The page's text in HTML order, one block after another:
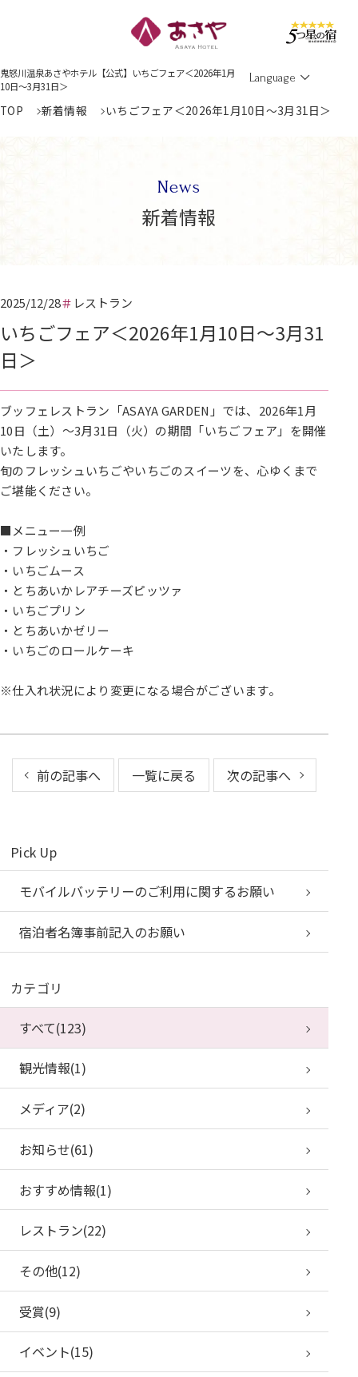
鬼怒川温泉あさやホテル【公式】いちごフェア＜2026年1月
10日～3月31日＞
Language
TOP 新着情報 いちごフェア＜2026年1月10日～3月31日＞
News
新着情報
2025/12/28 レストラン
いちごフェア＜2026年1月10日～3月31
日＞
ブッフェレストラン「ASAYA GARDEN」では、2026年1月
10日（土）～3月31日（火）の期間「いちごフェア」を開催
いたします。
旬のフレッシュいちごやいちごのスイーツを、心ゆくまで
ご堪能ください。
■メニュー一例
・フレッシュいちご
・いちごムース
・とちあいかレアチーズピッツァ
・いちごプリン
・とちあいかゼリー
・いちごのロールケーキ
※仕入れ状況により変更になる場合がございます。
前の記事へ 一覧に戻る 次の記事へ
Pick Up
モバイルバッテリーのご利用に関するお願い
宿泊者名簿事前記入のお願い
カテゴリ
すべて(123)
観光情報(1)
メディア(2)
お知らせ(61)
おすすめ情報(1)
レストラン(22)
その他(12)
受賞(9)
イベント(15)